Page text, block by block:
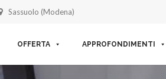
Sassuolo (Modena)
OFFERTA APPROFONDIMENTI